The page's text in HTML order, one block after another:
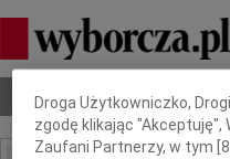
Nekrologi Odeszli
Dbamy o Twoją prywatność
Droga Użytkowniczko,
zgodę klikając "Akceptuję",
Zaufani Partnerzy, w tym [